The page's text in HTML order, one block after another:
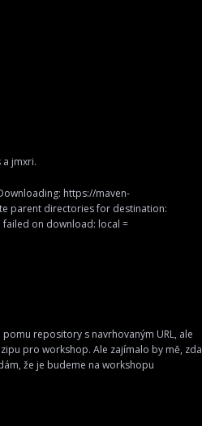
jmxri.
https://maven-
parent directories for destination:
failed on download: local =
repository s navrhovaným URL, ale
pro workshop. Ale zajímalo by mě, zda
že je budeme na workshopu